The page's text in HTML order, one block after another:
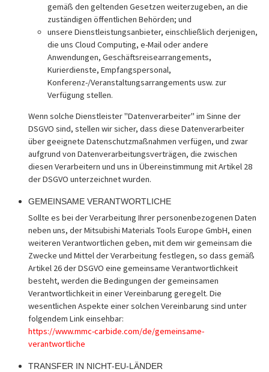
gemäß den geltenden Gesetzen weiterzugeben, an die
zuständigen öffentlichen Behörden; und
unsere Dienstleistungsanbieter, einschließlich derjenigen,
die uns Cloud Computing, e-Mail oder andere
Anwendungen, Geschäftsreisearrangements,
Kurierdienste, Empfangspersonal,
Konferenz-/Veranstaltungsarrangements usw. zur
Verfügung stellen.
Wenn solche Dienstleister "Datenverarbeiter" im Sinne der
DSGVO sind, stellen wir sicher, dass diese Datenverarbeiter
über geeignete Datenschutzmaßnahmen verfügen, und zwar
aufgrund von Datenverarbeitungsverträgen, die zwischen
diesen Verarbeitern und uns in Übereinstimmung mit Artikel 28
der DSGVO unterzeichnet wurden.
GEMEINSAME VERANTWORTLICHE
Sollte es bei der Verarbeitung Ihrer personenbezogenen Daten
neben uns, der Mitsubishi Materials Tools Europe GmbH, einen
weiteren Verantwortlichen geben, mit dem wir gemeinsam die
Zwecke und Mittel der Verarbeitung festlegen, so dass gemäß
Artikel 26 der DSGVO eine gemeinsame Verantwortlichkeit
besteht, werden die Bedingungen der gemeinsamen
Verantwortlichkeit in einer Vereinbarung geregelt. Die
wesentlichen Aspekte einer solchen Vereinbarung sind unter
folgendem Link einsehbar:
https://www.mmc-carbide.com/de/gemeinsame-
verantwortliche
TRANSFER IN NICHT-EU-LÄNDER